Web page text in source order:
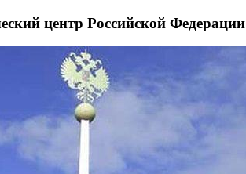
центр Российской Федерации